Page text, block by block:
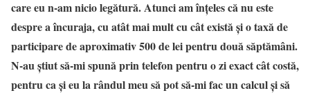
care eu n-am nicio legătură. Atunci am înțeles că nu este
despre a încuraja, cu atât mai mult cu cât există și o taxă de
participare de aproximativ 500 de lei pentru două săptămâni.
N-au știut să-mi spună prin telefon pentru o zi exact cât costă,
pentru ca și eu la rândul meu să pot să-mi fac un calcul și să